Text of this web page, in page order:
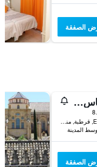
الصفقة
لوس أومياس هوتل
Encarnacion, 17, قرطبة, منطقة أندلوسيا, أسبانيا
الصفقة